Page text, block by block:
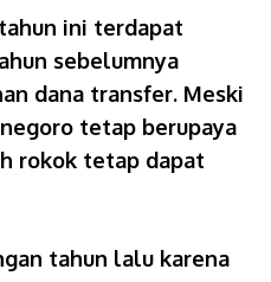
ini terdapat
sebelumnya
dana transfer. Meski
tetap berupaya
rokok tetap dapat
tahun lalu karena